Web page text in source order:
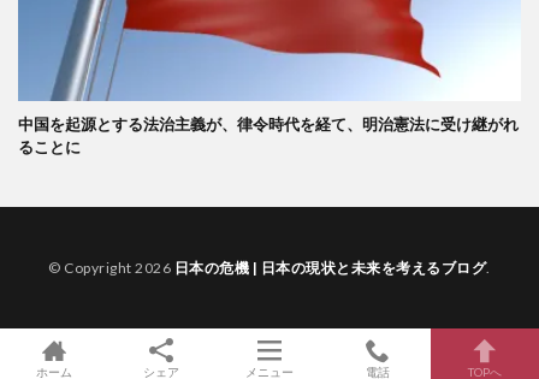
中国を起源とする法治主義が、律令時代を経て、明治憲法に受け継がれ
ることに
© Copyright 2026 日本の危機 | 日本の現状と未来を考えるブログ.
ホーム シェア メニュー 電話 TOPへ